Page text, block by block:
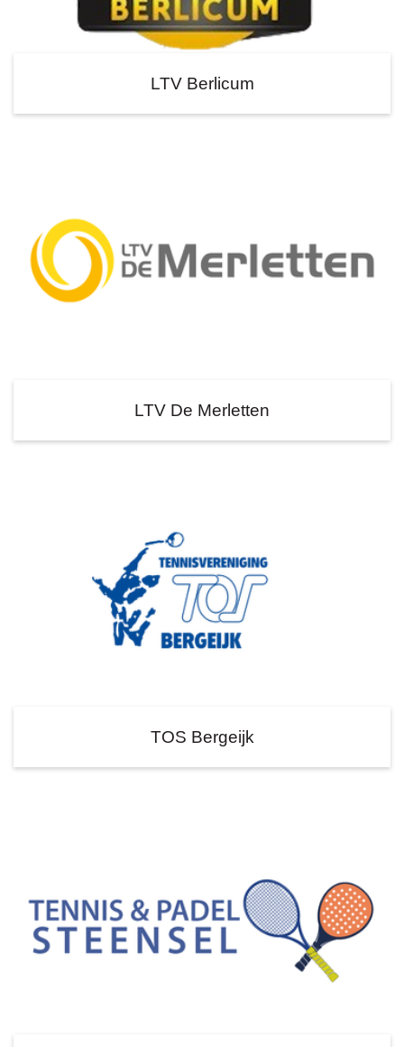
LTV Berlicum
LTV De Merletten
TOS Bergeijk